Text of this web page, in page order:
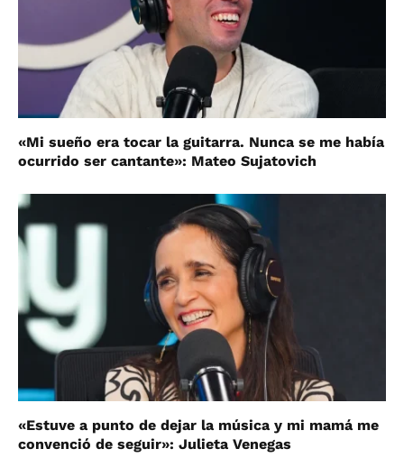
«Mi sueño era tocar la guitarra. Nunca se me había
ocurrido ser cantante»: Mateo Sujatovich
«Estuve a punto de dejar la música y mi mamá me
convenció de seguir»: Julieta Venegas